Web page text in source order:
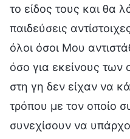
το είδος τους και θα
παιδεύσεις
όλοι όσοι Μου
όσο για εκείνους των
στη γη δεν είχαν να
τρόπου με τον οποίο
συνεχίσουν να